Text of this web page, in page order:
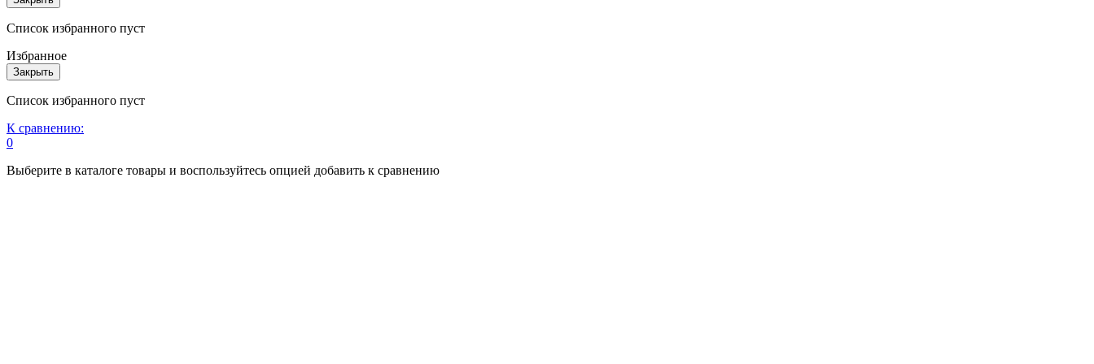
Список избранного пуст
Избранное
Закрыть
Список избранного пуст
К сравнению:
0
Выберите в каталоге товары и воспользуйтесь опцией добавить к сравнению